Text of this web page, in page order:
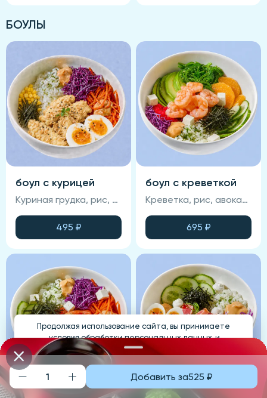
БОУЛЫ
боул с курицей
Куриная грудка, рис, морковь, капуста красная, яйцо куриное, кукуруза зерно, соус спайси, соус фирменный, кунжут, луковый кранч.
495 ₽
боул с креветкой
Креветка, рис, авокадо, икра масаго, капуста красная, соус спайси, соус манго-чили, огурец свежий, нори, чука, сыр Брынза, апельсин.
695 ₽
боул с лососем боул с тунцом
Продолжая использование сайта, вы принимаете
условия обработки персональных данныхи
соглашаетесь с использованием аналитических файлов
Понятно
Добавить за525 ₽